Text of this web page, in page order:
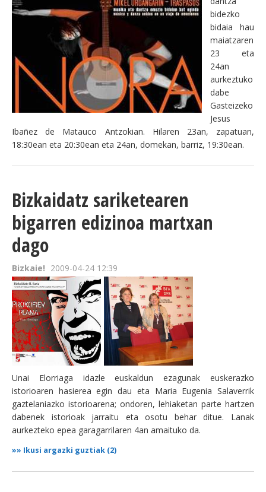
bidezko
bidaia hau
maiatzaren
23 eta
24an
aurkeztuko
dabe
Gasteizeko
Jesus
Ibañez de Matauco Antzokian. Hilaren 23an, zapatuan,
18:30ean eta 20:30ean eta 24an, domekan, barriz, 19:30ean.
Bizkaidatz sariketearen
bigarren edizinoa martxan
dago
Bizkaie! 2009-04-24 12:39
Unai Elorriaga idazle euskaldun ezagunak euskerazko
istorioaren hasierea egin dau eta Maria Eugenia Salaverrik
gaztelaniazko istorioarena; ondoren, lehiaketan parte hartzen
dabenek istorioak jarraitu eta osotu behar ditue. Lanak
aurkezteko epea garagarrilaren 4an amaituko da.
»» Ikusi argazki guztiak (2)